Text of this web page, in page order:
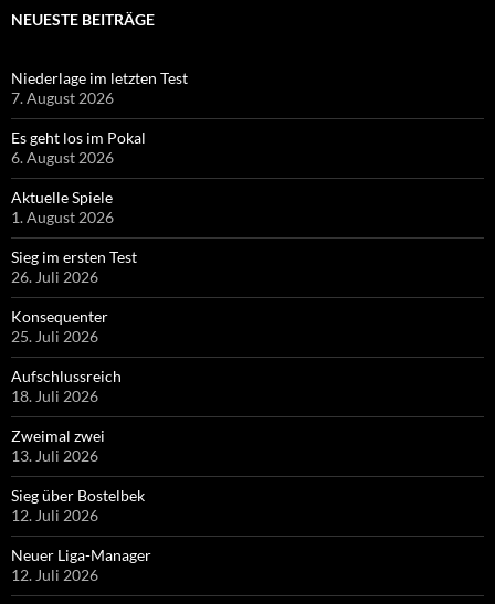
NEUESTE BEITRÄGE
Niederlage im letzten Test
7. August 2026
Es geht los im Pokal
6. August 2026
Aktuelle Spiele
1. August 2026
Sieg im ersten Test
26. Juli 2026
Konsequenter
25. Juli 2026
Aufschlussreich
18. Juli 2026
Zweimal zwei
13. Juli 2026
Sieg über Bostelbek
12. Juli 2026
Neuer Liga-Manager
12. Juli 2026